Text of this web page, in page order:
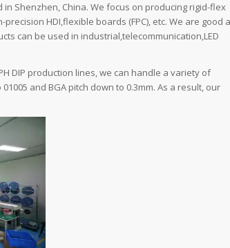
Shenzhen, China. We focus on producing rigid-flex
HDI,flexible boards (FPC), etc. We are good
can be used in industrial,telecommunication,LED
DIP production lines, we can handle a variety of
and BGA pitch down to 0.3mm. As a result, our